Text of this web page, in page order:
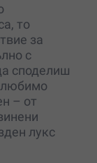
то
за
с
споделиш
любимо
– от
лукс